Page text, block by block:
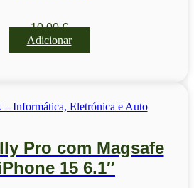
10,00€
Adicionar
Pro com Magsafe
15 6.1″